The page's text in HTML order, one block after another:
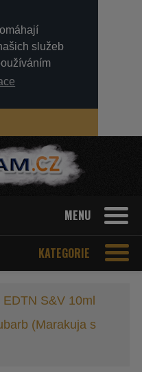
služeb
MENU
KATEGORIE
S&V 10ml
(Marakuja s